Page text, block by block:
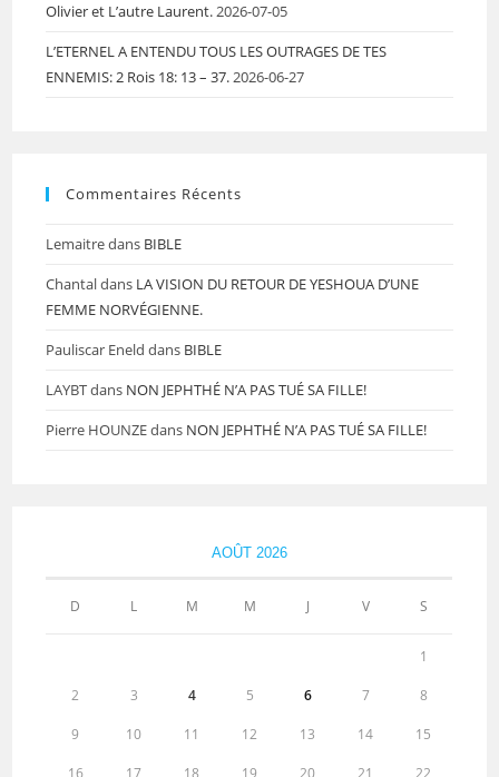
Olivier et L’autre Laurent.2026-07-05
L’ETERNEL A ENTENDU TOUS LES OUTRAGES DE TES
ENNEMIS: 2 Rois 18: 13 – 37.2026-06-27
Commentaires Récents
Lemaitredans BIBLE
Chantaldans LA VISION DU RETOUR DE YESHOUA D’UNE
FEMME NORVÉGIENNE.
Pauliscar Eneld dans BIBLE
LAYBTdans NON JEPHTHÉ N’A PAS TUÉ SA FILLE!
Pierre HOUNZEdans NON JEPHTHÉ N’A PAS TUÉ SA FILLE!
AOÛT 2026
D L M M J V S
1
2 3 4 5 6 7 8
9 10 11 12 13 14 15